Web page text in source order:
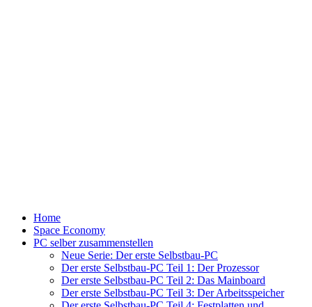
Home
Space Economy
PC selber zusammenstellen
Neue Serie: Der erste Selbstbau-PC
Der erste Selbstbau-PC Teil 1: Der Prozessor
Der erste Selbstbau-PC Teil 2: Das Mainboard
Der erste Selbstbau-PC Teil 3: Der Arbeitsspeicher